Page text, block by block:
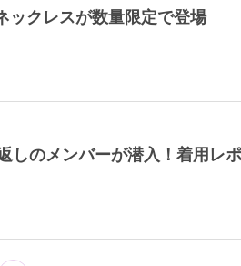
ックレスが数量限定で登場
しのメンバーが潜入！着用レポ